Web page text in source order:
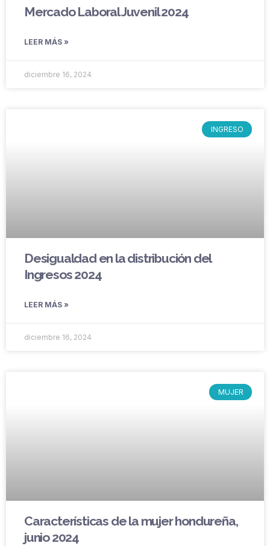
Mercado Laboral Juvenil 2024
LEER MÁS »
diciembre 16, 2024
INGRESO
Desigualdad en la distribución del
Ingresos 2024
LEER MÁS »
diciembre 16, 2024
MUJER
Características de la mujer hondureña,
junio 2024